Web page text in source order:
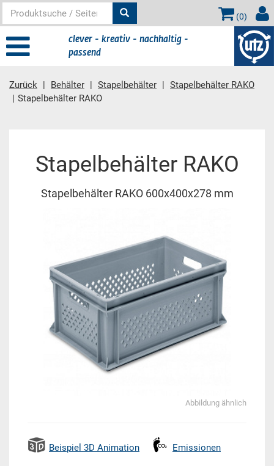
(0)
clever - kreativ - nachhaltig -
passend
Zurück Behälter Stapelbehälter
Stapelbehälter RAKO
Stapelbehälter RAKO
Stapelbehälter RAKO
Stapelbehälter RAKO 600x400x278 mm
Abbildung ähnlich
Beispiel 3D Animation Emissionen